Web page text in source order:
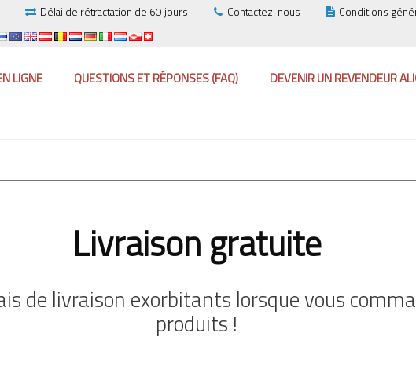
Délai de rétractation de 60 jours Contactez-nous
Conditions
LIGNE QUESTIONS ET RÉPONSES (FAQ) DEVENIR UN REVENDEUR
Livraison gratuite
de livraison exorbitants lorsque vous
produits !